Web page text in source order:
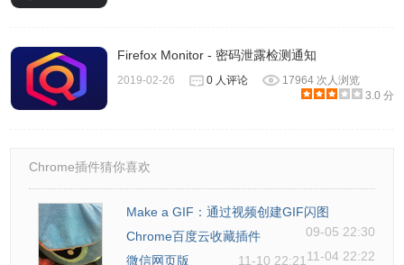
Firefox Monitor - 密码泄露检测通知
2019-02-26 0 人评论
17964 次人浏览
3.0 分
Chrome插件猜你喜欢
Make a GIF：通过视频创建GIF闪图
09-05 22:30
Chrome百度云收藏插件
11-04 22:22
微信网页版 11-10 22:21